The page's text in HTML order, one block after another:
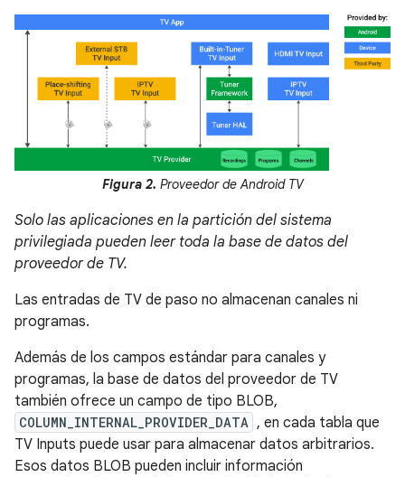
Figura 2. Proveedor de Android TV
Solo las aplicaciones en la partición del sistema
privilegiada pueden leer toda la base de datos del
proveedor de TV.
Las entradas de TV de paso no almacenan canales ni
programas.
Además de los campos estándar para canales y
programas, la base de datos del proveedor de TV
también ofrece un campo de tipo BLOB,
COLUMN_INTERNAL_PROVIDER_DATA , en cada tabla que
TV Inputs puede usar para almacenar datos arbitrarios.
Esos datos BLOB pueden incluir información